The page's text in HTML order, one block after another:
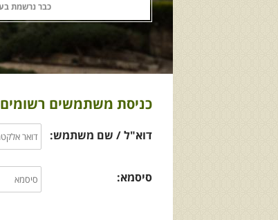
כבר נרשמת
כניסת משתמשים
דוא"ל / שם משתמש:
סיסמא: